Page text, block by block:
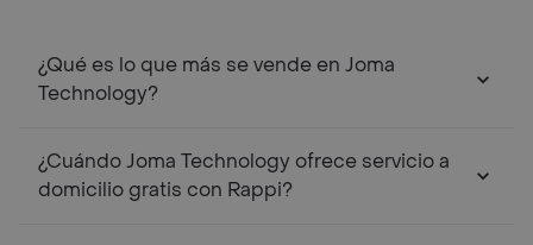
¿Qué es lo que más se vende en Joma
Technology?
¿Cuándo Joma Technology ofrece servicio a
domicilio gratis con Rappi?